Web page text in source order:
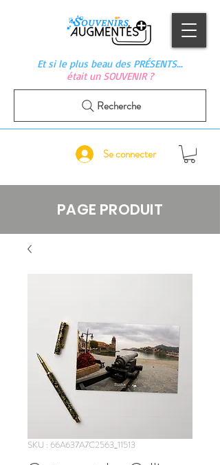
Et si le plus beau des PRÉSENTS…
était un SOUVENIR ?
Se connecter
Recherche
PAGE PRODUIT
SKU : 66A637A7C2563_11513